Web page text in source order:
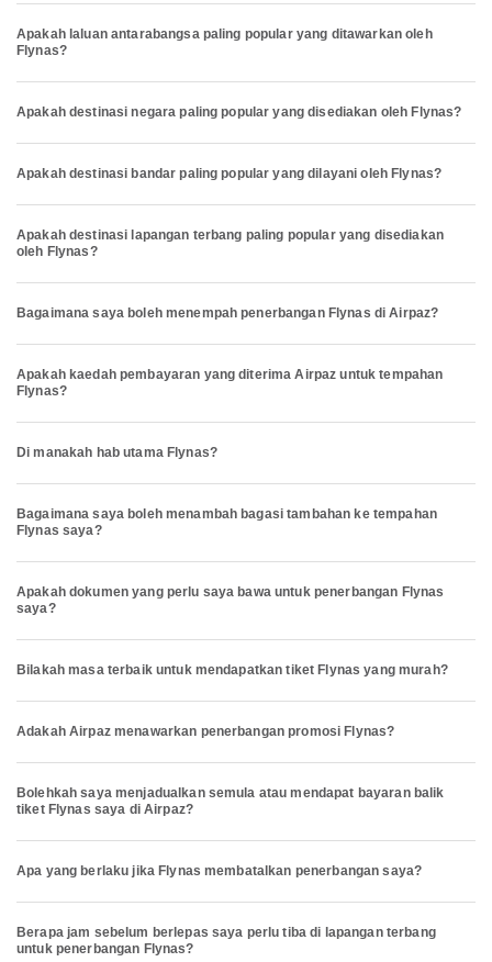
Apakah laluan antarabangsa paling popular yang ditawarkan oleh
Flynas?
Apakah destinasi negara paling popular yang disediakan oleh Flynas?
Apakah destinasi bandar paling popular yang dilayani oleh Flynas?
Apakah destinasi lapangan terbang paling popular yang disediakan
oleh Flynas?
Bagaimana saya boleh menempah penerbangan Flynas di Airpaz?
Apakah kaedah pembayaran yang diterima Airpaz untuk tempahan
Flynas?
Di manakah hab utama Flynas?
Bagaimana saya boleh menambah bagasi tambahan ke tempahan
Flynas saya?
Apakah dokumen yang perlu saya bawa untuk penerbangan Flynas
saya?
Bilakah masa terbaik untuk mendapatkan tiket Flynas yang murah?
Adakah Airpaz menawarkan penerbangan promosi Flynas?
Bolehkah saya menjadualkan semula atau mendapat bayaran balik
tiket Flynas saya di Airpaz?
Apa yang berlaku jika Flynas membatalkan penerbangan saya?
Berapa jam sebelum berlepas saya perlu tiba di lapangan terbang
untuk penerbangan Flynas?